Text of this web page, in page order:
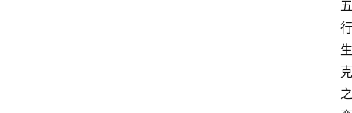
五
行
生
克
之